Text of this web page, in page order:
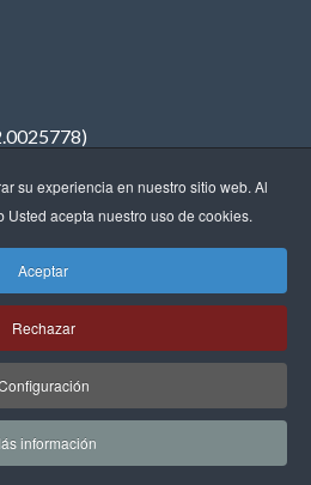
S.A. · Diseño web:
Neótik
Política de Privacidad
de Cookies
su experiencia en nuestro sitio web. Al
Usted acepta nuestro uso de cookies.
Aceptar
Rechazar
información